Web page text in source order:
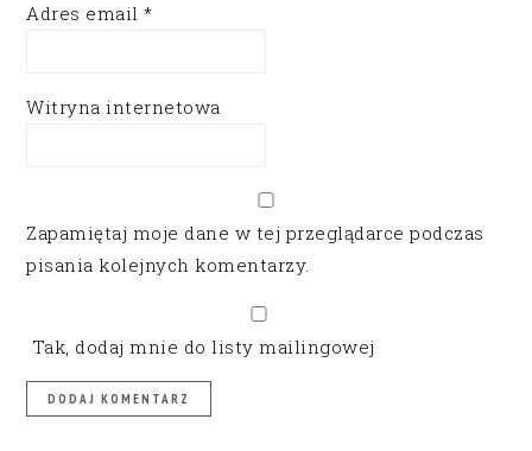
Adres email*
Witryna internetowa
Zapamiętaj moje dane w tej przeglądarce podczas
pisania kolejnych komentarzy.
Tak, dodaj mnie do listy mailingowej